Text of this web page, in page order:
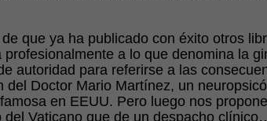
que ya ha publicado con éxito otros
profesionalmente a lo que denomina la
autoridad para referirse a las
Doctor Mario Martínez, un
en EEUU. Pero luego nos
Vaticano que de un despacho